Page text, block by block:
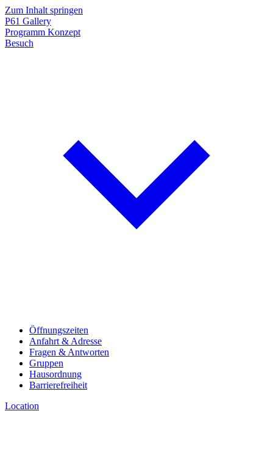
Zum Inhalt springen
P61 Gallery
Programm Konzept
Besuch
Öffnungszeiten
Anfahrt & Adresse
Fragen & Antworten
Gruppen
Hausordnung
Barrierefreiheit
Location